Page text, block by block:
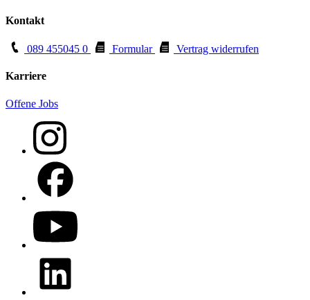
Kontakt
089 455045 0 Formular Vertrag widerrufen
Karriere
Offene Jobs